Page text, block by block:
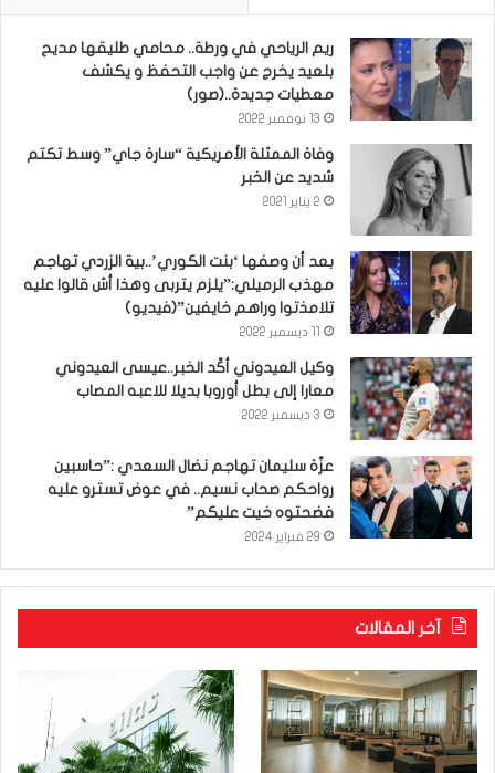
ريم الرياحي في ورطة.. محامي طليقها مديح
بلعيد يخرج عن واجب التحفظ و يكشف
معطيات جديدة..(صور)
13 نوفمبر 2022
وفاة الممثلة الأمريكية “سارة جاي” وسط تكتم
شديد عن الخبر
2 يناير 2021
بعد أن وصفها ‘بنت الكوري’..بية الزردي تهاجم
مهذب الرميلي:”يلزم يتربى وهذا أش قالوا عليه
تلامذتوا وراهم خايفين”(فيديو)
وكيل العيدوني أكّد الخبر..عيسى العيدوني
معارا إلى بطل أوروبا بديلا للاعبه المصاب
3 ديسمبر 2022
عزّة سليمان تهاجم نضال السعدي :”حاسبين
رواحكم صحاب نسيم.. في عوض تسترو عليه
فضحتوه خيت عليكم”
29 فبراير 2024
آخر المقالات